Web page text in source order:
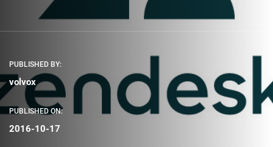
PUBLISHED BY:
volvox
PUBLISHED ON:
2016-10-17